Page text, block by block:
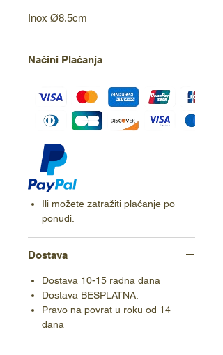
Inox Ø8.5cm
Načini Plaćanja
Ili možete zatražiti plaćanje po
ponudi.
Dostava
Dostava 10-15 radna dana
Dostava BESPLATNA.
Pravo na povrat u roku od 14
dana